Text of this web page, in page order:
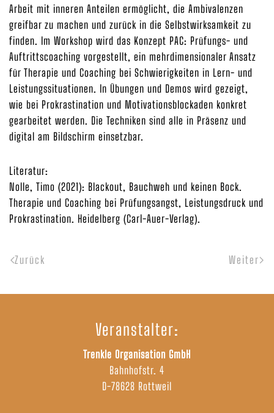
Arbeit mit inneren Anteilen ermöglicht, die Ambivalenzen
greifbar zu machen und zurück in die Selbstwirksamkeit zu
finden. Im Workshop wird das Konzept PAC: Prüfungs- und
Auftrittscoaching vorgestellt, ein mehrdimensionaler Ansatz
für Therapie und Coaching bei Schwierigkeiten in Lern- und
Leistungssituationen. In Übungen und Demos wird gezeigt,
wie bei Prokrastination und Motivationsblockaden konkret
gearbeitet werden. Die Techniken sind alle in Präsenz und
digital am Bildschirm einsetzbar.
Literatur:
Nolle, Timo (2021): Blackout, Bauchweh und keinen Bock.
Therapie und Coaching bei Prüfungsangst, Leistungsdruck und
Prokrastination. Heidelberg (Carl-Auer-Verlag).
Zurück Weiter
Veranstalter:
Trenkle Organisation GmbH
Bahnhofstr. 4
D-78628 Rottweil